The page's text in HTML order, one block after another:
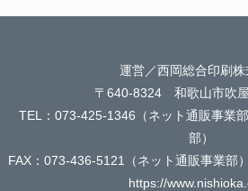
運営／西岡総合印刷株
〒640-8324 和歌山市吹
TEL：073-425-1346（ネット通販事業
部）
FAX：073-436-5121（ネット通販事業部
https://